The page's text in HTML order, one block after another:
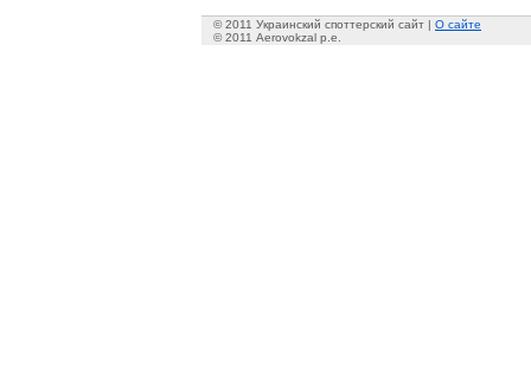
© 2011 Украинский споттерский сайт | О сайте
© 2011 Aerovokzal p.e.